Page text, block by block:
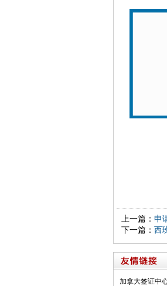
上一篇： 申
下一篇： 西
加拿大签证中